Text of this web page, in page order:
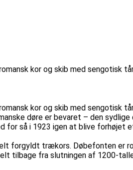
kor og skib med sengotisk
kor og skib med
døre er bevaret – den
så i 1923 igen at blive forhøjet
forgyldt trækors. Døbefonten er
tilbage fra slutningen af 1200-